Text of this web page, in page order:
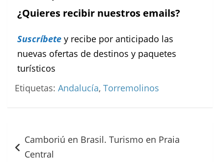
¿Quieres recibir nuestros emails?
Suscríbete y recibe por anticipado las
nuevas ofertas de destinos y paquetes
turísticos
Etiquetas: Andalucía, Torremolinos
Navegación
de
Camboriú en Brasil. Turismo en Praia
Central